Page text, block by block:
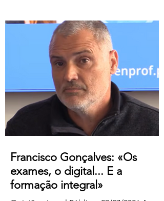
assegurado, em condições
extremamente difíceis, a classificação da
1.ª fase, surgem agora orientações que
determinam que, se um classificador não
registar classificações num determinado
período de tempo, as provas lhe sejam
retiradas e redistribuídas. Estamos a falar
de professores
Francisco Gonçalves: «Os
exames, o digital... E a
formação integral»